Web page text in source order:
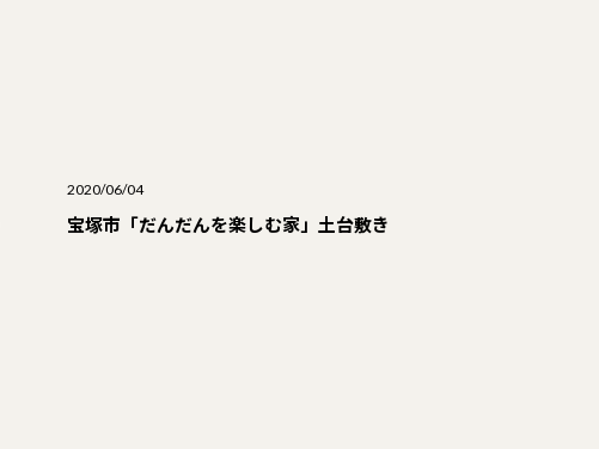
2020/06/04
宝塚市「だんだんを楽しむ家」土台敷き